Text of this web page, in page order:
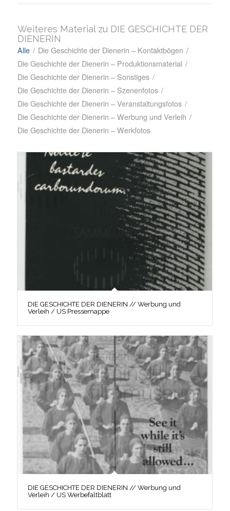
Weiteres Material zu DIE GESCHICHTE DER
DIENERIN
Alle / Die Geschichte der Dienerin – Kontaktbögen /
Die Geschichte der Dienerin – Produktionsmaterial /
Die Geschichte der Dienerin – Sonstiges /
Die Geschichte der Dienerin – Szenenfotos /
Die Geschichte der Dienerin – Veranstaltungsfotos /
Die Geschichte der Dienerin – Werbung und Verleih /
Die Geschichte der Dienerin – Werkfotos
DIE GESCHICHTE DER DIENERIN // Werbung und
Verleih / US Pressemappe
DIE GESCHICHTE DER DIENERIN // Werbung und
Verleih / US Werbefaltblatt